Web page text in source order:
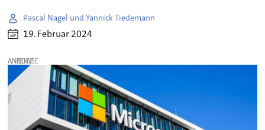
Pascal Nagel und Yannick Tiedemann
19. Februar 2024
ANZEIGE